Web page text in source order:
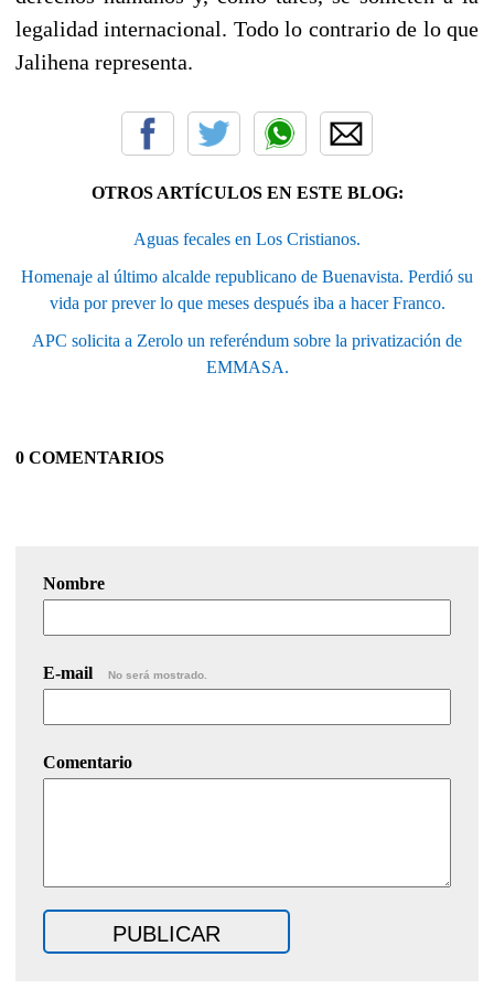
legalidad internacional. Todo lo contrario de lo que
Jalihena representa.
OTROS ARTÍCULOS EN ESTE BLOG:
Aguas fecales en Los Cristianos.
Homenaje al último alcalde republicano de Buenavista. Perdió su
vida por prever lo que meses después iba a hacer Franco.
APC solicita a Zerolo un referéndum sobre la privatización de
EMMASA.
0 COMENTARIOS
Nombre
E-mail No será mostrado.
Comentario